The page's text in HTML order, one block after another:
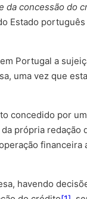
da concessão do
Estado
Portugal a
uma vez que
concedido por
própria redação
havendo